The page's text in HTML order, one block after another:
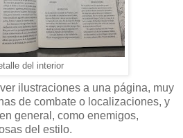
del interior
ilustraciones a una página, muy
de combate o localizaciones, y
general, como enemigos,
del estilo.